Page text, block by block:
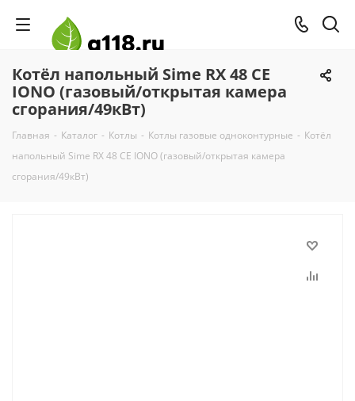
Котёл напольный Sime RX 48 CE
IONO (газовый/открытая камера
сгорания/49кВт)
Главная - Каталог - Котлы - Котлы газовые одноконтурные - Котёл
напольный Sime RX 48 CE IONO (газовый/открытая камера
сгорания/49кВт)